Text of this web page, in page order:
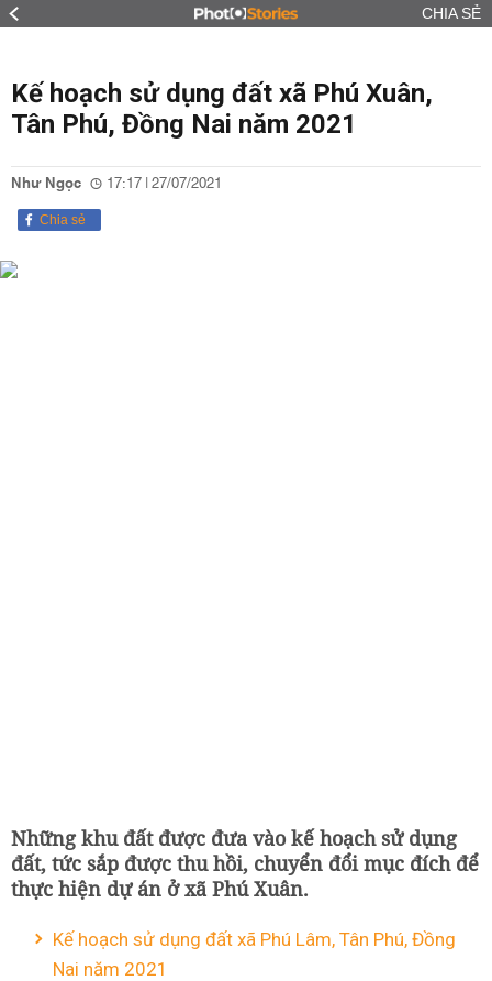
CHIA SẺ
Kế hoạch sử dụng đất xã Phú Xuân,
Tân Phú, Đồng Nai năm 2021
Như Ngọc 17:17 | 27/07/2021
Chia sẻ
Những khu đất được đưa vào kế hoạch sử dụng
đất, tức sắp được thu hồi, chuyển đổi mục đích để
thực hiện dự án ở xã Phú Xuân.
Kế hoạch sử dụng đất xã Phú Lâm, Tân Phú, Đồng
Nai năm 2021